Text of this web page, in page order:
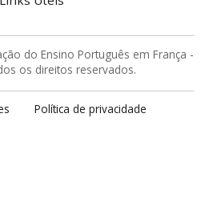
do Ensino Português em França -
os direitos reservados.
Política de privacidade